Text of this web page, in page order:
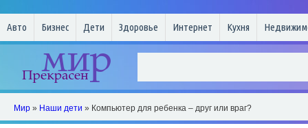
Авто Бизнес Дети Здоровье Интернет Кухня
Мир » Наши дети » Компьютер для ребенка – друг или враг?